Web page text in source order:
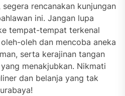
segera rencanakan kunjungan
ini. Jangan lupa
tempat-tempat terkenal
oleh dan mencoba aneka
serta kerajinan tangan
menakjubkan. Nikmati
dan belanja yang tak